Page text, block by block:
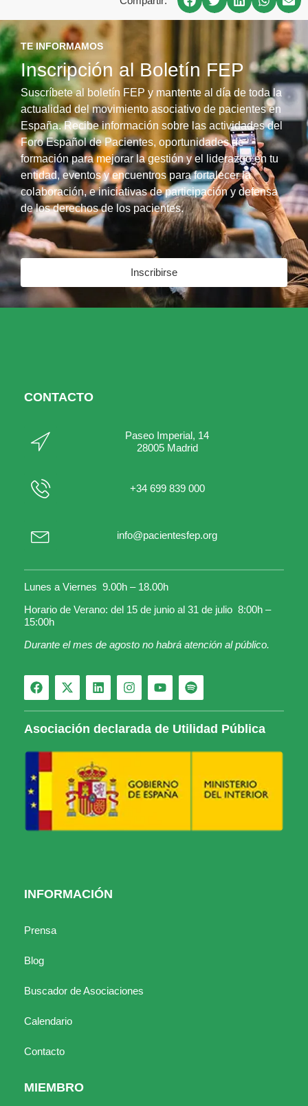
TE INFORMAMOS
Inscripción al Boletín FEP
Suscríbete al boletín FEP y mantente al día de toda la
actualidad del movimiento asociativo de pacientes en
España. Recibe información sobre las actividades del
Foro Español de Pacientes, oportunidades de
formación para mejorar la gestión y el liderazgo en tu
entidad, eventos y encuentros para fortalecer la
colaboración, e iniciativas de participación y defensa
de los derechos de los pacientes.
Inscribirse
CONTACTO
Paseo Imperial, 14
28005 Madrid
+34 699 839 000
info@pacientesfep.org
Lunes a Viernes 9.00h – 18.00h
Horario de Verano: del 15 de junio al 31 de julio 8:00h –
15:00h
Durante el mes de agosto no habrá atención al público.
Asociación declarada de Utilidad Pública
INFORMACIÓN
Prensa
Blog
Buscador de Asociaciones
Calendario
Contacto
MIEMBRO